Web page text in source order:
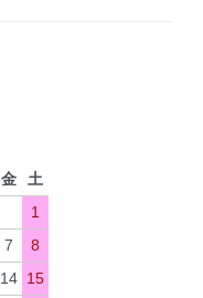
金
土
1
7
8
14 15